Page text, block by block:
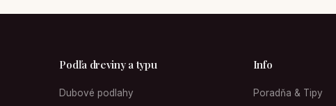
Podľa dreviny a typu
Dubové podlahy
Info
Poradňa & Tipy